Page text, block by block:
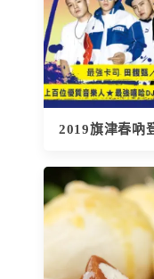
2019旗津春吶